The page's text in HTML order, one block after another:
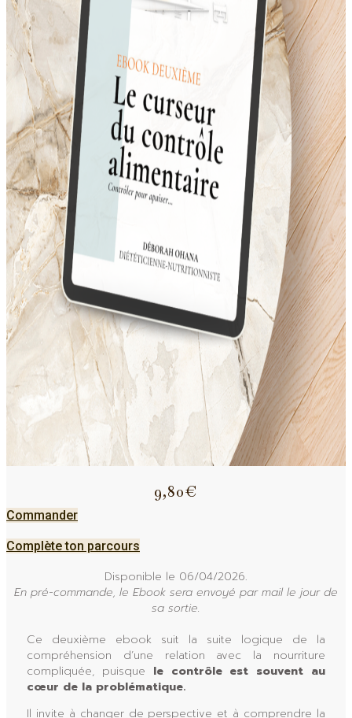
9,80€
Commander
Complète ton parcours
Disponible le 06/04/2026.
En pré-commande, le Ebook sera envoyé par mail le jour de
sa sortie.
Ce deuxième ebook suit la suite logique de la
compréhension d’une relation avec la nourriture
compliquée, puisque le contrôle est souvent au
cœur de la problématique.
Il invite à changer de perspective et à comprendre la